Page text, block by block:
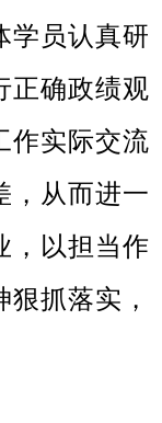
学员认真研
正确政绩观
作实际交流
，从而进一
，以担当作
抓落实，